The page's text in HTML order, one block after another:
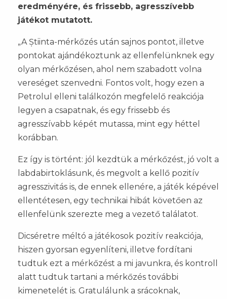
eredményére, és frissebb, agresszívebb
játékot mutatott.
„A Știinta-mérkőzés után sajnos pontot, illetve
pontokat ajándékoztunk az ellenfelünknek egy
olyan mérkőzésen, ahol nem szabadott volna
vereséget szenvedni. Fontos volt, hogy ezen a
Petrolul elleni találkozón megfelelő reakciója
legyen a csapatnak, és egy frissebb és
agresszívabb képét mutassa, mint egy héttel
korábban.
Ez így is történt: jól kezdtük a mérkőzést, jó volt a
labdabirtoklásunk, és megvolt a kellő pozitív
agresszivitás is, de ennek ellenére, a játék képével
ellentétesen, egy technikai hibát követően az
ellenfelünk szerezte meg a vezető találatot.
Dicséretre méltó a játékosok pozitív reakciója,
hiszen gyorsan egyenlíteni, illetve fordítani
tudtuk ezt a mérkőzést a mi javunkra, és kontroll
alatt tudtuk tartani a mérkőzés további
kimenetelét is. Gratulálunk a srácoknak,